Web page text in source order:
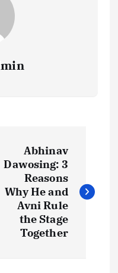
Abhinav
Dawosing: 3
Reasons
Why He and
Avni Rule
the Stage
Together